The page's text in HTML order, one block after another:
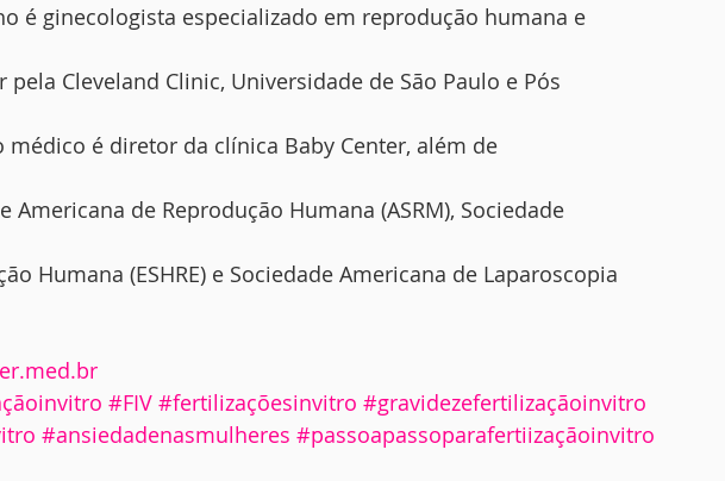
é ginecologista especializado em reprodução humana e
Cleveland Clinic, Universidade de São Paulo e Pós
médico é diretor da clínica Baby Center, além de
Americana de Reprodução Humana (ASRM), Sociedade
Humana (ESHRE) e Sociedade Americana de Laparoscopia
#FIV #fertilizaçõesinvitro #gravidezefertilizaçãoinvitro
#ansiedadenasmulheres #passoapassoparafertiizaçãoinvitro